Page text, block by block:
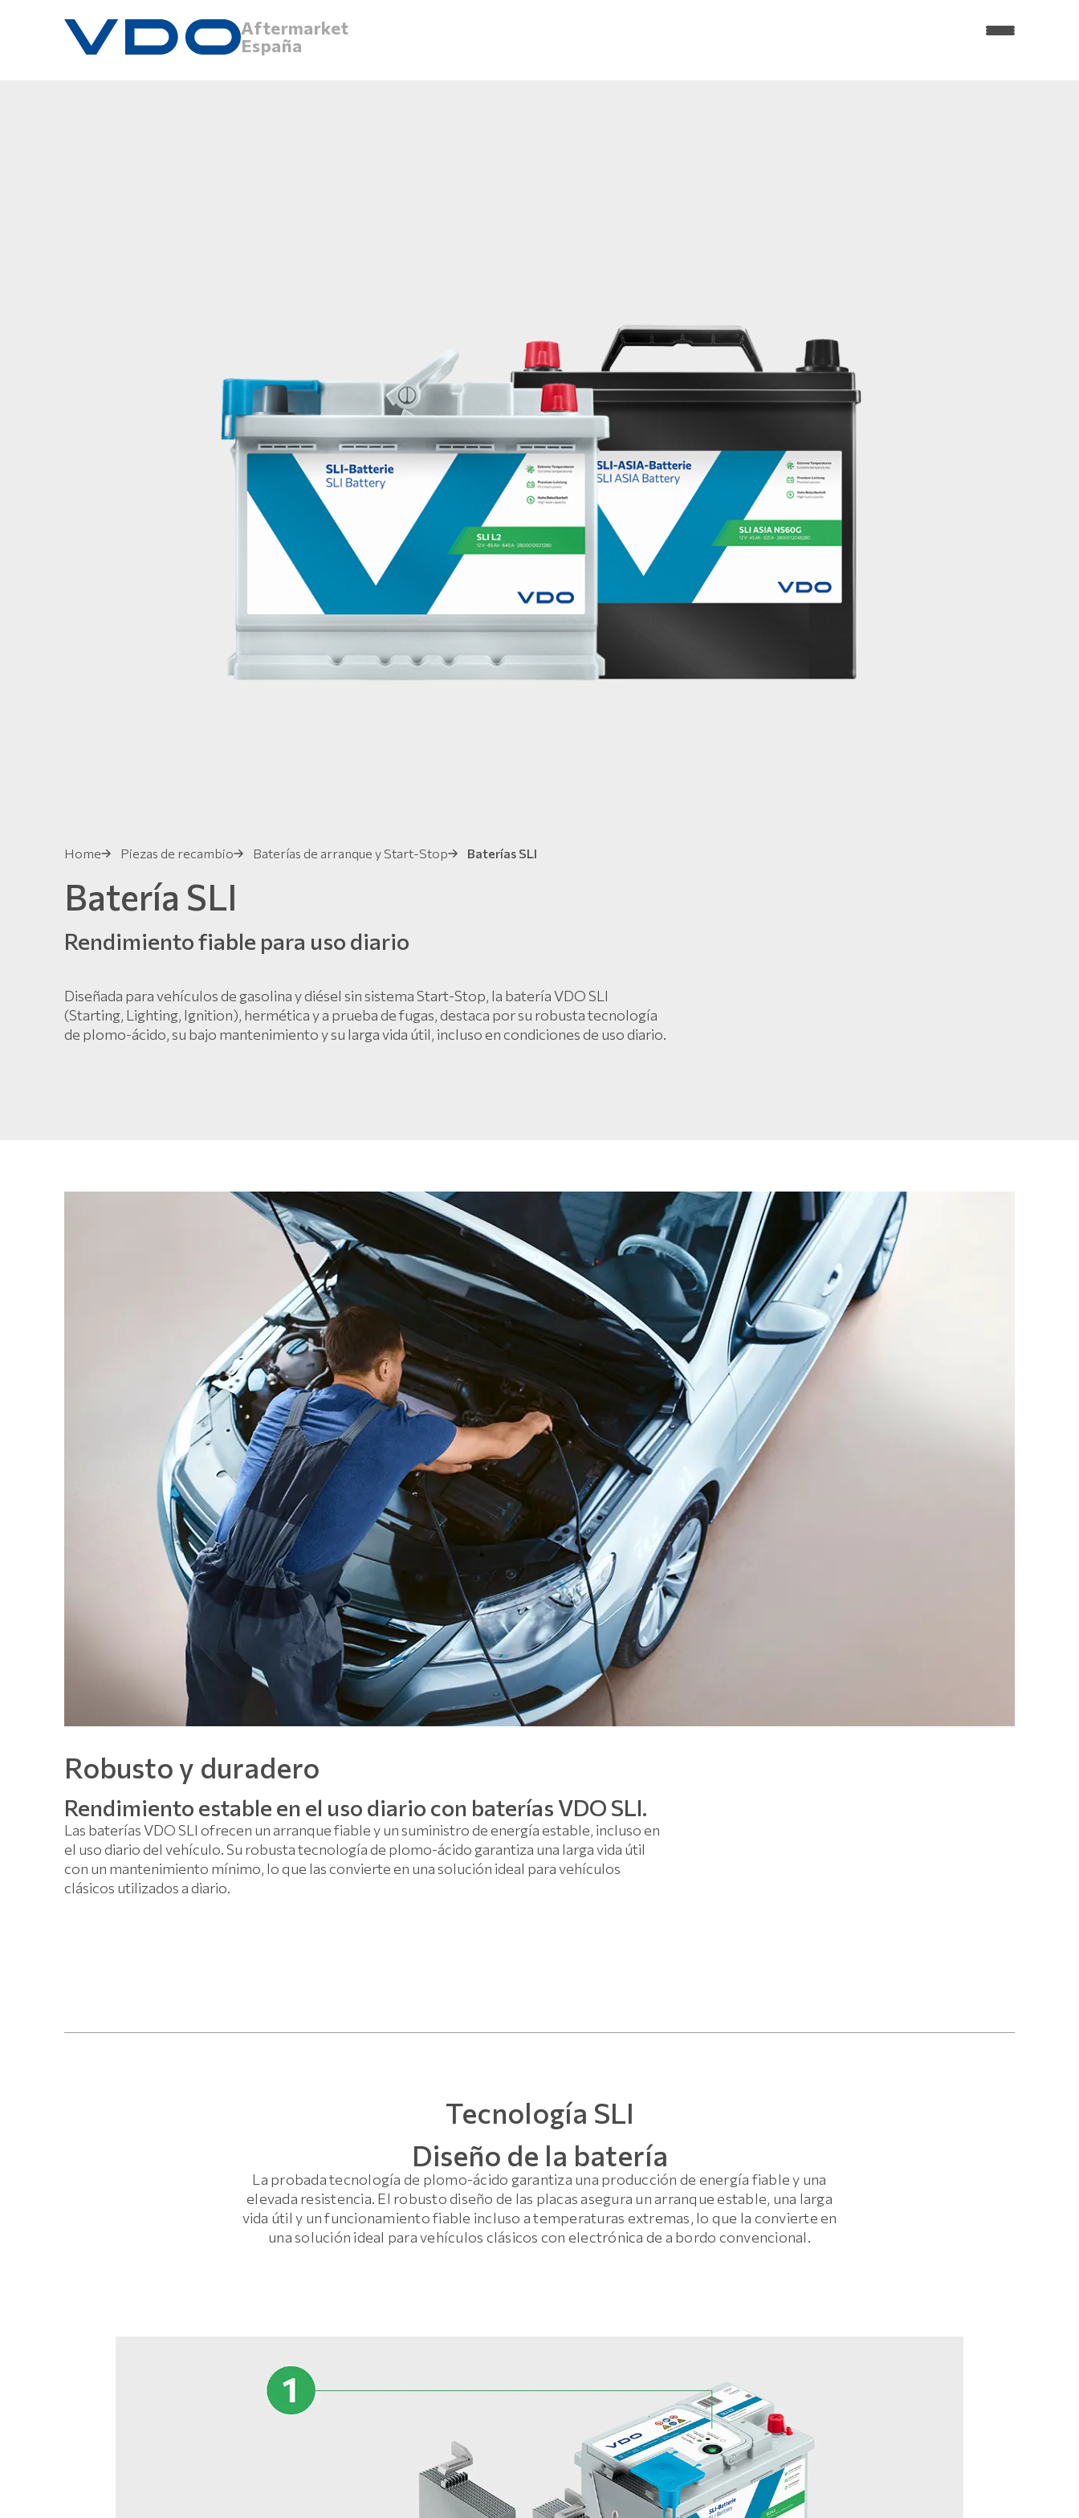
Aftermarket
España
Home Piezas de recambio Baterías de arranque y Start-Stop Baterías SLI
Batería SLI
Rendimiento fiable para uso diario
Diseñada para vehículos de gasolina y diésel sin sistema Start-Stop, la batería VDO SLI
(Starting, Lighting, Ignition), hermética y a prueba de fugas, destaca por su robusta tecnología
de plomo-ácido, su bajo mantenimiento y su larga vida útil, incluso en condiciones de uso diario.
Robusto y duradero
Rendimiento estable en el uso diario con baterías VDO SLI.
Las baterías VDO SLI ofrecen un arranque fiable y un suministro de energía estable, incluso en
el uso diario del vehículo. Su robusta tecnología de plomo-ácido garantiza una larga vida útil
con un mantenimiento mínimo, lo que las convierte en una solución ideal para vehículos
clásicos utilizados a diario.
Tecnología SLI
Diseño de la batería
La probada tecnología de plomo-ácido garantiza una producción de energía fiable y una
elevada resistencia. El robusto diseño de las placas asegura un arranque estable, una larga
vida útil y un funcionamiento fiable incluso a temperaturas extremas, lo que la convierte en
una solución ideal para vehículos clásicos con electrónica de a bordo convencional.